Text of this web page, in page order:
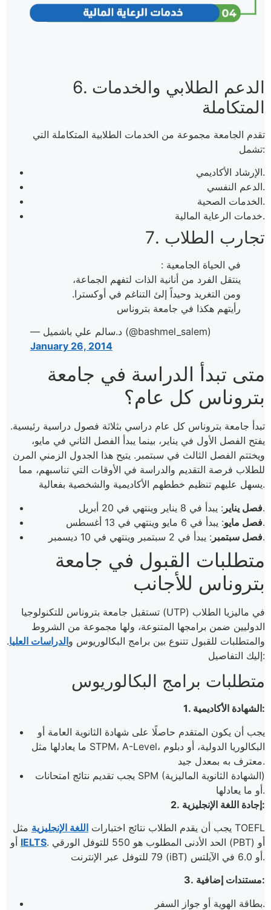
6. الدعم الطلابي والخدمات
المتكاملة
تقدم الجامعة مجموعة من الخدمات الطلابية المتكاملة التي
تشمل:
الإرشاد الأكاديمي.
الدعم النفسي.
الخدمات الصحية.
خدمات الرعاية المالية.
7. تجارب الطلاب
في الحياة الجامعية :
ينتقل الفرد من أنانية الذات لتفهم الجماعة،
ومن التغريد وحيداً إلئ التناغم في أوكسترا.
رأيتهم هكذا في جامعة بتروناس
— د.سالم علي باشميل (@bashmel_salem)
January 26, 2014
متى تبدأ الدراسة في جامعة
بتروناس كل عام؟
تبدأ جامعة بتروناس كل عام دراسي بثلاثة فصول دراسية رئيسية.
يفتح الفصل الأول في يناير، بينما يبدأ الفصل الثاني في مايو،
ويختتم الفصل الثالث في سبتمبر. يتيح هذا الجدول الزمني المرن
للطلاب فرصة التقديم والدراسة في الأوقات التي تناسبهم، مما
يسهل عليهم تنظيم خططهم الأكاديمية والشخصية بفعالية.
فصل يناير: يبدأ في 8 يناير وينتهي في 20 أبريل.
فصل مايو: يبدأ في 6 مايو وينتهي في 13 أغسطس.
فصل سبتمبر: يبدأ في 2 سبتمبر وينتهي في 10 ديسمبر​.
متطلبات القبول في جامعة
بتروناس للأجانب
تستقبل جامعة بتروناس للتكنولوجيا (UTP) في ماليزيا الطلاب
الدوليين ضمن برامجها المتنوعة، ولها مجموعة من الشروط
والمتطلبات للقبول تتنوع بين برامج البكالوريوس والدراسات العليا.
إليك التفاصيل:
متطلبات برامج البكالوريوس
1. الشهادة الأكاديمية:
يجب أن يكون المتقدم حاصلًا على شهادة الثانوية العامة أو
ما يعادلها مثل STPM، A-Level، البكالوريا الدولية، أو دبلوم
معترف به بمعدل جيد.
يجب تقديم نتائج امتحانات SPM (الشهادة الثانوية الماليزية)
أو ما يعادلها.
2. إجادة اللغة الإنجليزية:
يجب أن يقدم الطلاب نتائج اختبارات اللغة الإنجليزية مثل TOEFL
IELTS. الحد الأدنى المطلوب هو 550 للتوفل الورقي (PBT) أو
79 للتوفل عبر الإنترنت (iBT) أو 6.0 في الآيلتس.
3. مستندات إضافية:
بطاقة الهوية أو جواز السفر.